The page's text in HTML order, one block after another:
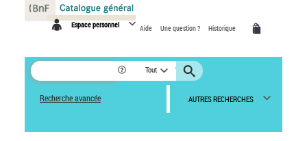
Espace personnel Aide Une question ? Historique
Tout
Recherche avancée AUTRES RECHERCHES
Panneau de gestion des cookies